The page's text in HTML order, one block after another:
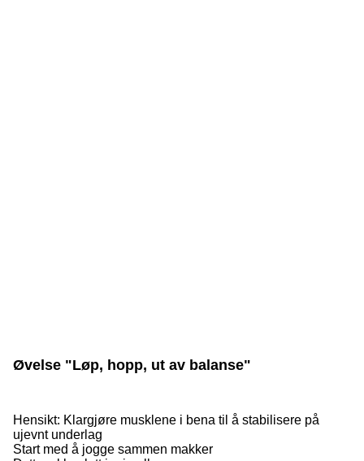
Øvelse "Løp, hopp, ut av balanse"
Hensikt: Klargjøre musklene i bena til å stabilisere på
ujevnt underlag
Start med å jogge sammen makker